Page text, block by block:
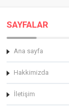
SAYFALAR
Ana sayfa
Hakkimizda
İletişim